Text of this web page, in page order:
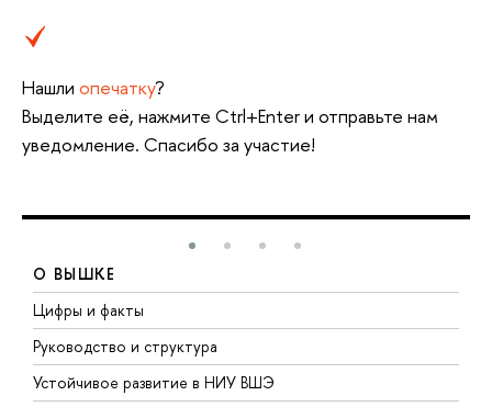
Нашли опечатку?
Выделите её, нажмите Ctrl+Enter и отправьте нам
уведомление. Спасибо за участие!
О ВЫШКЕ
Цифры и факты
Руководство и структура
Устойчивое развитие в НИУ ВШЭ